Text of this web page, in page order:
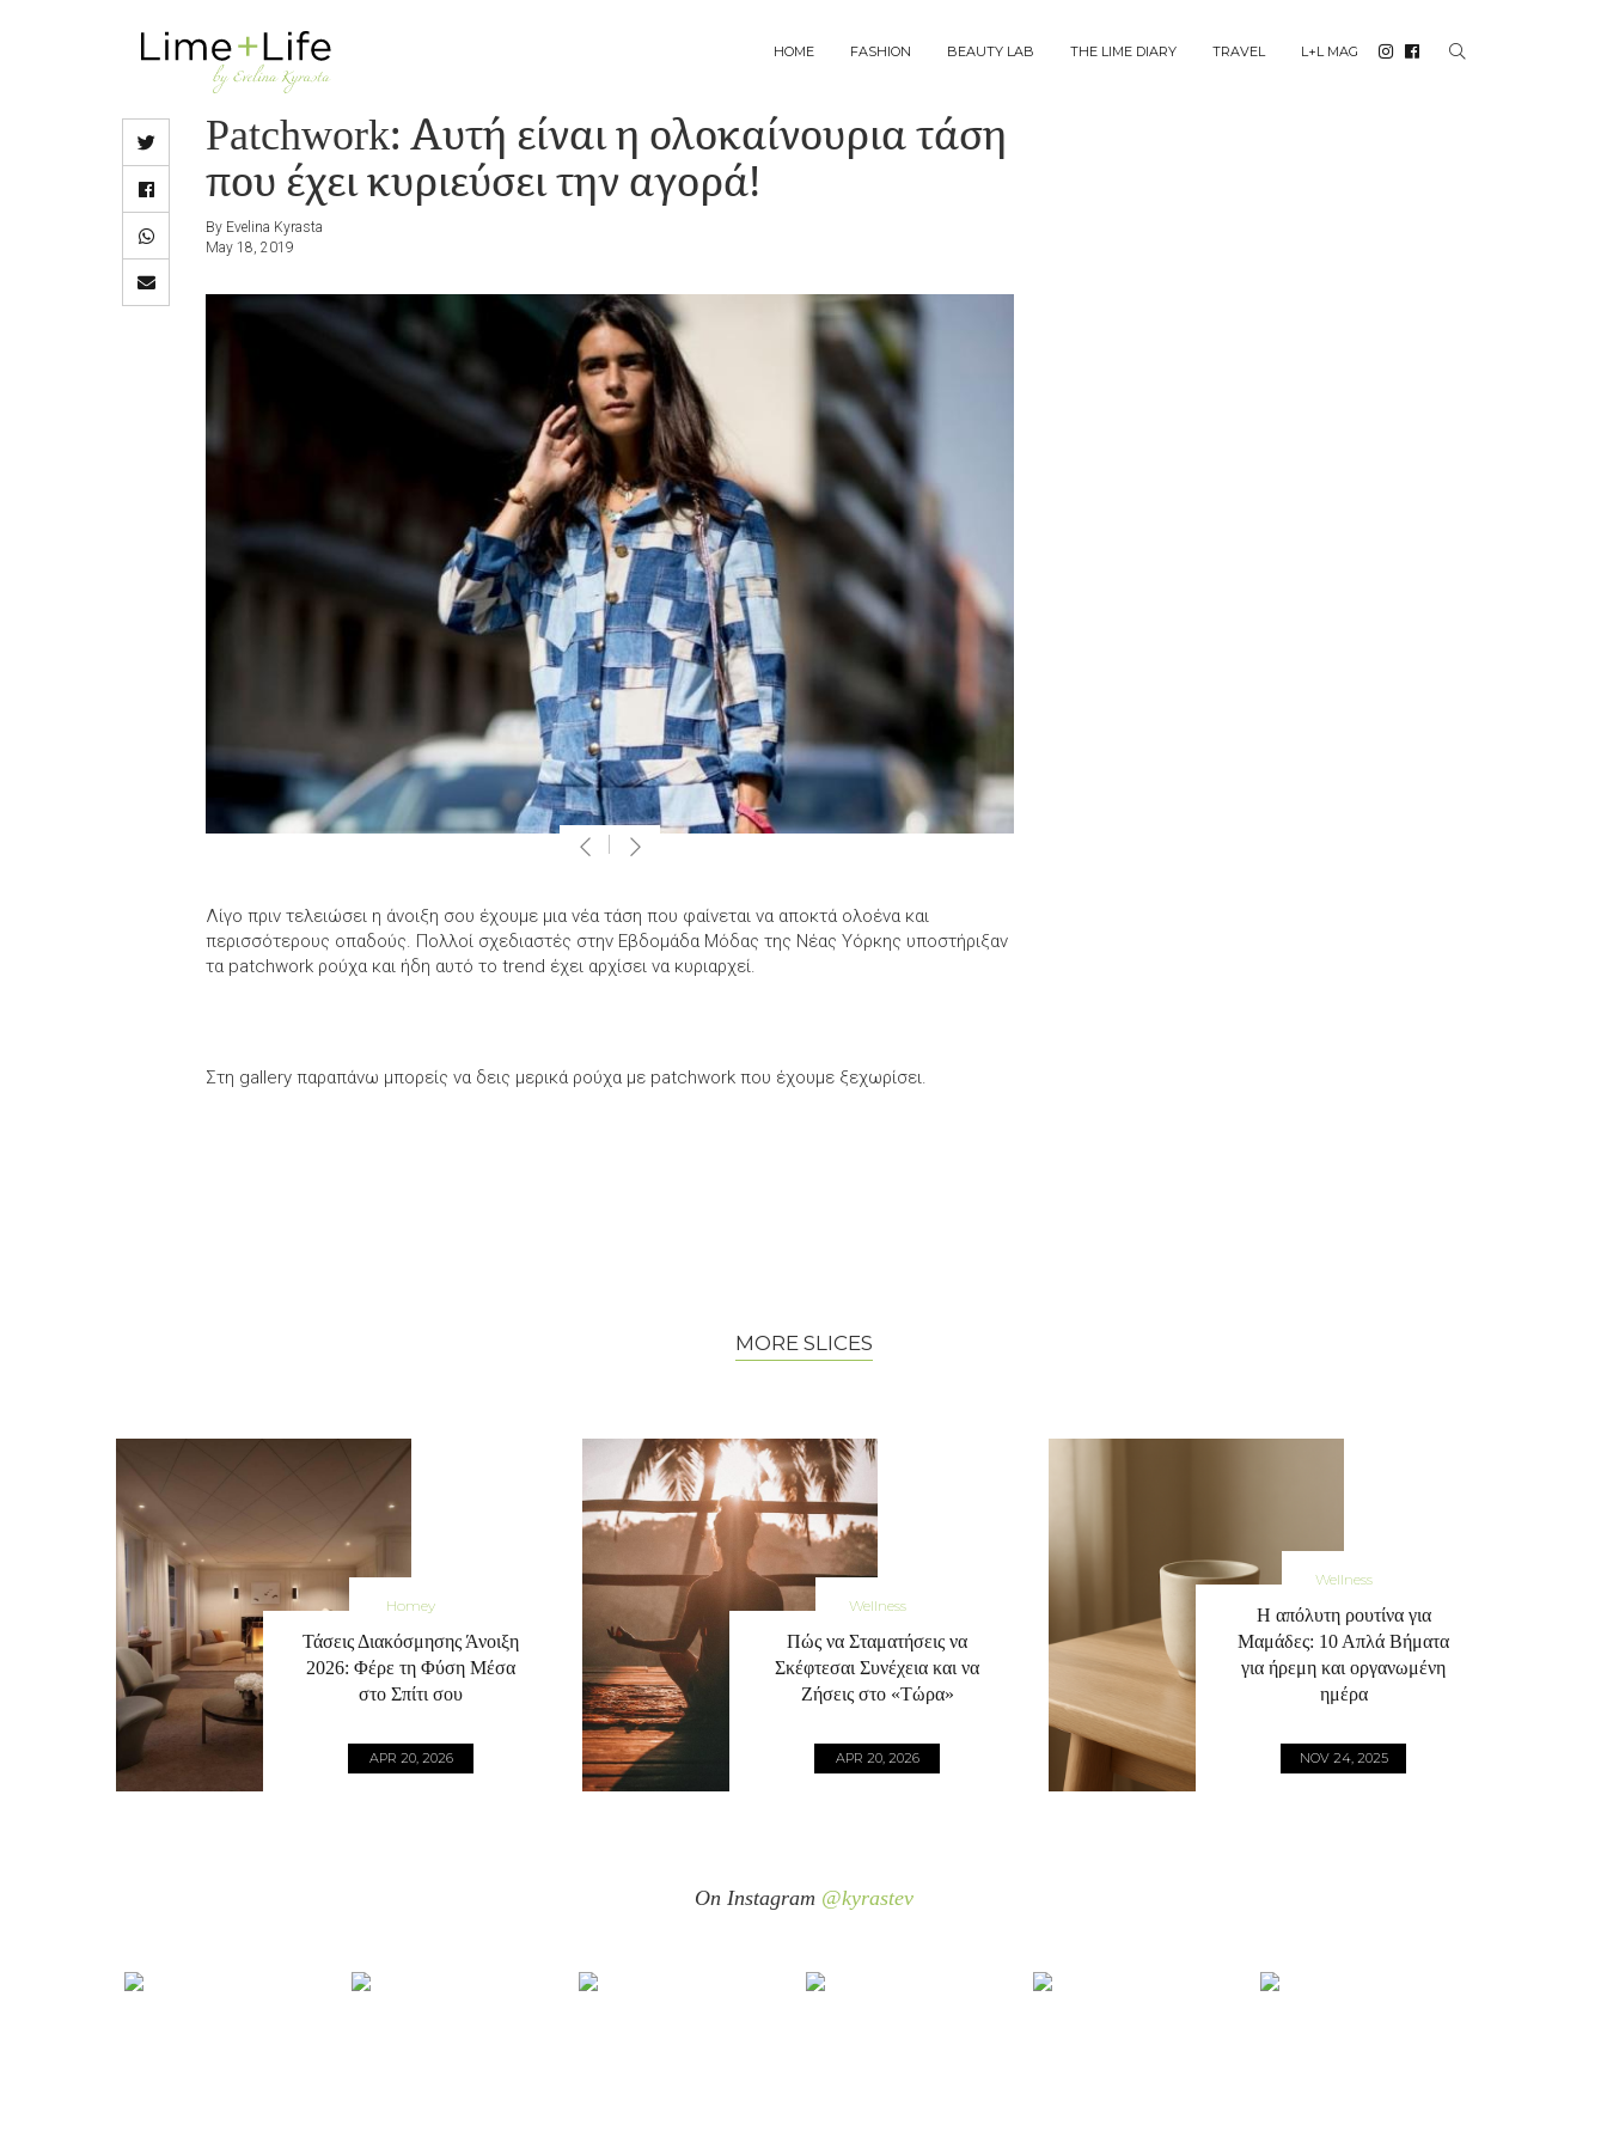
MAIN
HOME FASHION BEAUTY LAB THE LIME DIARY TRAVEL L+L MAG
Patchwork: Αυτή είναι η ολοκαίνουρια τάση
που έχει κυριεύσει την αγορά!
By Evelina Kyrasta
May 18, 2019
Λίγο πριν τελειώσει η άνοιξη σου έχουμε μια νέα τάση που φαίνεται να αποκτά ολοένα και
περισσότερους οπαδούς. Πολλοί σχεδιαστές στην Εβδομάδα Μόδας της Νέας Υόρκης υποστήριξαν
τα patchwork ρούχα και ήδη αυτό το trend έχει αρχίσει να κυριαρχεί.
Στη gallery παραπάνω μπορείς να δεις μερικά ρούχα με patchwork που έχουμε ξεχωρίσει.
MORE SLICES
Homey
Τάσεις Διακόσμησης Άνοιξη
2026: Φέρε τη Φύση Μέσα
στο Σπίτι σου
APR 20, 2026
Wellness
Πώς να Σταματήσεις να
Σκέφτεσαι Συνέχεια και να
Ζήσεις στο «Τώρα»
APR 20, 2026
Wellness
Η απόλυτη ρουτίνα για
Μαμάδες: 10 Απλά Βήματα
για ήρεμη και οργανωμένη
ημέρα
NOV 24, 2025
On Instagram @kyrastev